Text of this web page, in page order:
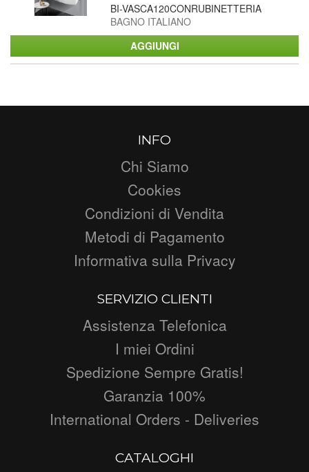
BI-VASCA120CONRUBINETTERIA
BAGNO ITALIANO
INFO
Chi Siamo
Cookies
Condizioni di Vendita
Metodi di Pagamento
Informativa sulla Privacy
SERVIZIO CLIENTI
Assistenza Telefonica
I miei Ordini
Spedizione Sempre Gratis!
Garanzia 100%
International Orders - Deliveries
CATALOGHI